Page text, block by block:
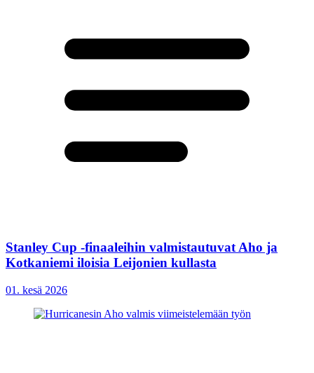
Stanley Cup -finaaleihin valmistautuvat Aho ja
Kotkaniemi iloisia Leijonien kullasta
01. kesä 2026